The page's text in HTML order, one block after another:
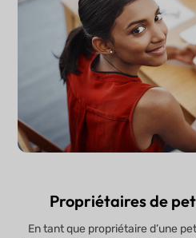
Propriétaires de
En tant que propriétaire d’une